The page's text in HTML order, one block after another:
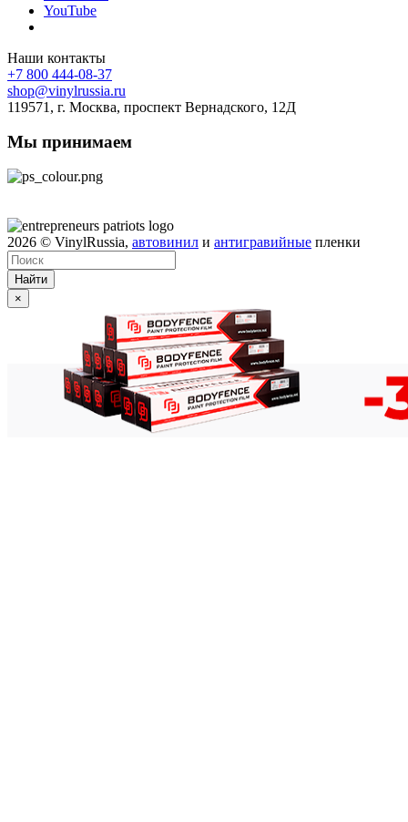
YouTube
Наши контакты
+7 800 444-08-37
shop@vinylrussia.ru
119571, г. Москва, проспект Вернадского, 12Д
Мы принимаем
2026 © VinylRussia, автовинил и антигравийные пленки
Найти
×